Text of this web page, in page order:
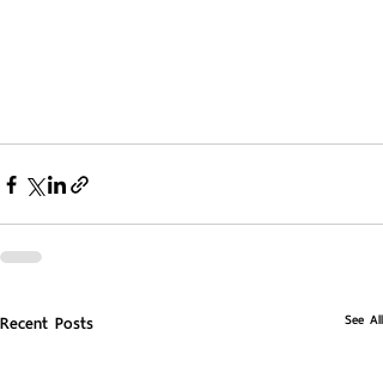
Recent Posts See All